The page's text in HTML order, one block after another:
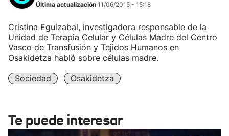
Última actualización 11/06/2015 - 15:18
Cristina Eguizabal, investigadora responsable de la
Unidad de Terapia Celular y Células Madre del Centro
Vasco de Transfusión y Tejidos Humanos en
Osakidetza habló sobre células madre.
Sociedad Osakidetza
Te puede interesar